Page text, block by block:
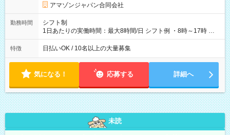
です。
アマゾンジャパン合同会社
勤務時間
シフト制
1日あたりの実働時間：最大8時間/日 シフト例 ・8時～17時 ・
12時～21時
特徴 日払いOK / 10名以上の大量募集
気になる！ 応募する 詳細へ
未読